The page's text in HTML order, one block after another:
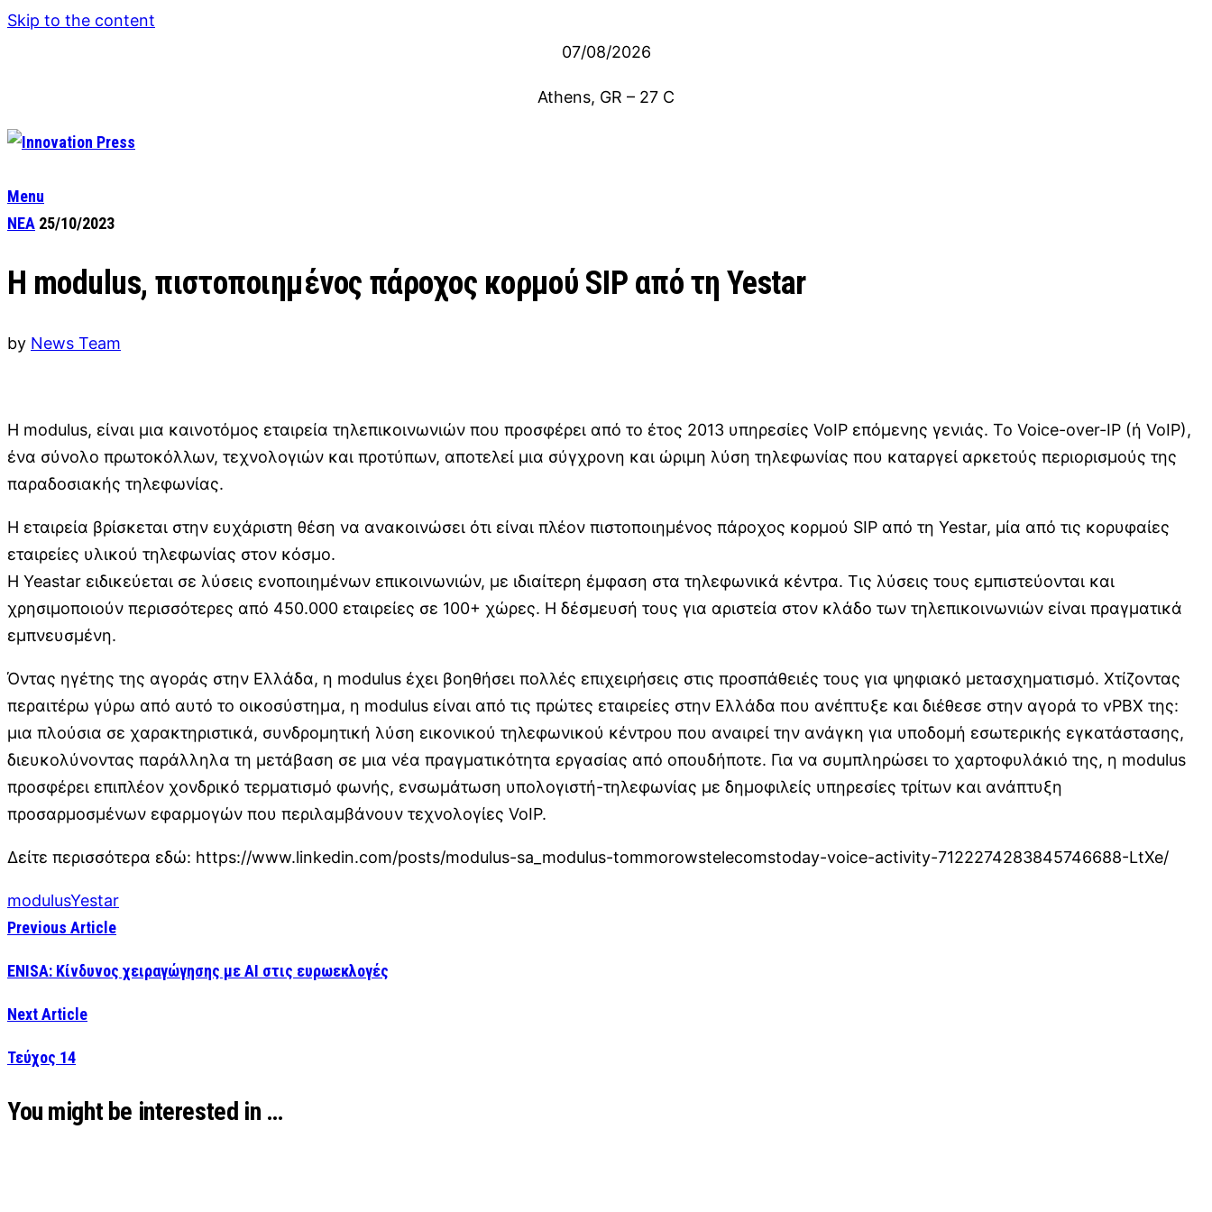
Skip to the content
07/08/2026
Athens, GR – 27 C
Menu
ΝΕΑ 25/10/2023
H modulus, πιστοποιημένος πάροχος κορμού SIP από τη Yestar
by News Team
Η modulus, είναι μια καινοτόμος εταιρεία τηλεπικοινωνιών που προσφέρει από το έτος 2013 υπηρεσίες VoIP επόμενης γενιάς. Το Voice-over-IP (ή VoIP),
ένα σύνολο πρωτοκόλλων, τεχνολογιών και προτύπων, αποτελεί μια σύγχρονη και ώριμη λύση τηλεφωνίας που καταργεί αρκετούς περιορισμούς της
παραδοσιακής τηλεφωνίας.
Η εταιρεία βρίσκεται στην ευχάριστη θέση να ανακοινώσει ότι είναι πλέον πιστοποιημένος πάροχος κορμού SIP από τη Yestar, μία από τις κορυφαίες
εταιρείες υλικού τηλεφωνίας στον κόσμο.
Η Yeastar ειδικεύεται σε λύσεις ενοποιημένων επικοινωνιών, με ιδιαίτερη έμφαση στα τηλεφωνικά κέντρα. Τις λύσεις τους εμπιστεύονται και
χρησιμοποιούν περισσότερες από 450.000 εταιρείες σε 100+ χώρες. Η δέσμευσή τους για αριστεία στον κλάδο των τηλεπικοινωνιών είναι πραγματικά
εμπνευσμένη.
Όντας ηγέτης της αγοράς στην Ελλάδα, η modulus έχει βοηθήσει πολλές επιχειρήσεις στις προσπάθειές τους για ψηφιακό μετασχηματισμό. Χτίζοντας
περαιτέρω γύρω από αυτό το οικοσύστημα, η modulus είναι από τις πρώτες εταιρείες στην Ελλάδα που ανέπτυξε και διέθεσε στην αγορά το vPBX της:
μια πλούσια σε χαρακτηριστικά, συνδρομητική λύση εικονικού τηλεφωνικού κέντρου που αναιρεί την ανάγκη για υποδομή εσωτερικής εγκατάστασης,
διευκολύνοντας παράλληλα τη μετάβαση σε μια νέα πραγματικότητα εργασίας από οπουδήποτε. Για να συμπληρώσει το χαρτοφυλάκιό της, η modulus
προσφέρει επιπλέον χονδρικό τερματισμό φωνής, ενσωμάτωση υπολογιστή-τηλεφωνίας με δημοφιλείς υπηρεσίες τρίτων και ανάπτυξη
προσαρμοσμένων εφαρμογών που περιλαμβάνουν τεχνολογίες VoIP.
Δείτε περισσότερα εδώ: https://www.linkedin.com/posts/modulus-sa_modulus-tommorowstelecomstoday-voice-activity-7122274283845746688-LtXe/
modulusYestar
Previous Article
ENISA: Κίνδυνος χειραγώγησης με ΑΙ στις ευρωεκλογές
Next Article
Τεύχος 14
You might be interested in …